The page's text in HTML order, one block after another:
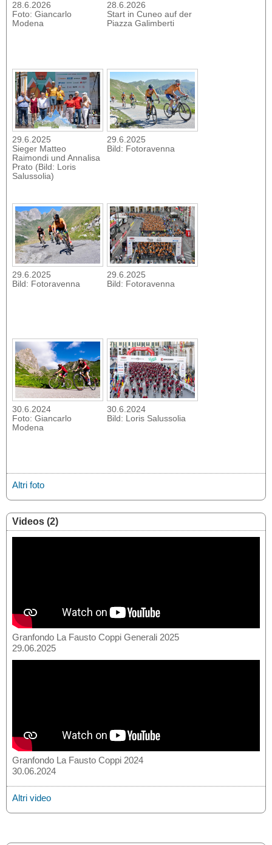
28.6.2026
Foto: Giancarlo
Modena
28.6.2026
Start in Cuneo auf der
Piazza Galimberti
29.6.2025
Sieger Matteo
Raimondi und Annalisa
Prato (Bild: Loris
Salussolia)
29.6.2025
Bild: Fotoravenna
29.6.2025
Bild: Fotoravenna
29.6.2025
Bild: Fotoravenna
30.6.2024
Foto: Giancarlo
Modena
30.6.2024
Bild: Loris Salussolia
Altri foto
Videos (2)
Granfondo La Fausto Coppi Generali 2025
29.06.2025
Granfondo La Fausto Coppi 2024
30.06.2024
Altri video